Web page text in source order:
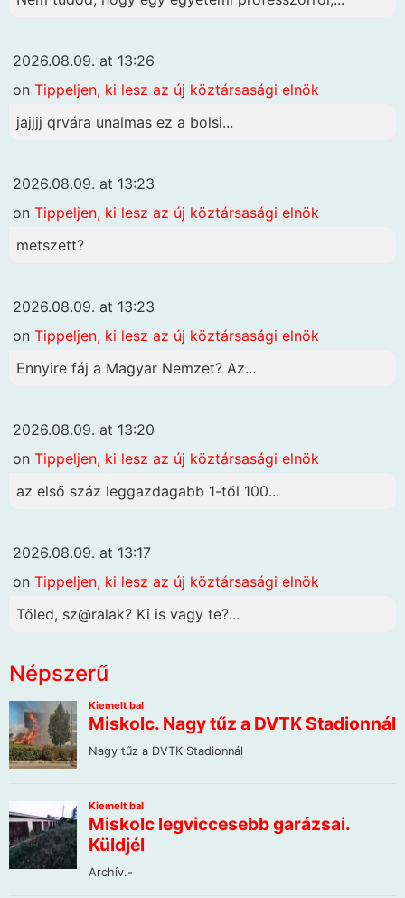
2026.08.09. at 13:26
on Tippeljen, ki lesz az új köztársasági elnök
jajjjj qrvára unalmas ez a bolsi...
2026.08.09. at 13:23
on Tippeljen, ki lesz az új köztársasági elnök
metszett?
2026.08.09. at 13:23
on Tippeljen, ki lesz az új köztársasági elnök
Ennyire fáj a Magyar Nemzet? Az...
2026.08.09. at 13:20
on Tippeljen, ki lesz az új köztársasági elnök
az első száz leggazdagabb 1-től 100...
2026.08.09. at 13:17
on Tippeljen, ki lesz az új köztársasági elnök
Tőled, sz@ralak? Ki is vagy te?...
Népszerű